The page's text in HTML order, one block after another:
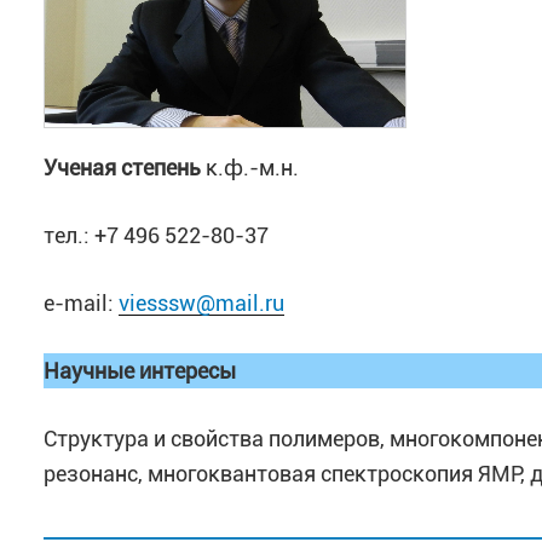
Ученая степень к.ф.-м.н.
тел.: +7 496 522-80-37
e-mail: viesssw@mail.ru
Научные интересы
Структура и свойства полимеров,
резонанс, многоквантовая спектроскопия